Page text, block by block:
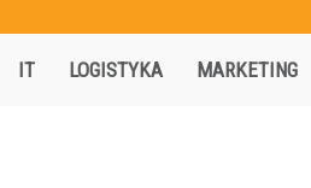
IT LOGISTYKA MARKETING